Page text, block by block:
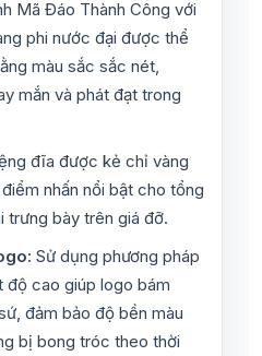
Mã Đáo Thành Công với
phi nước đại được thể
màu sắc sắc nét,
mắn và phát đạt trong
đĩa được kẻ chỉ vàng
nhấn nổi bật cho tổng
trưng bày trên giá đỡ.
Sử dụng phương pháp
độ cao giúp logo bám
đảm bảo độ bền màu
bị bong tróc theo thời